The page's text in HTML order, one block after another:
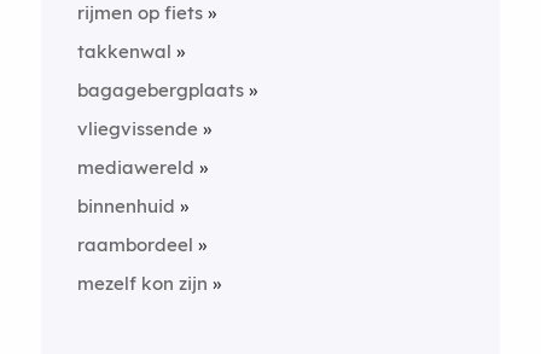
rijmen op fiets
takkenwal
bagagebergplaats
vliegvissende
mediawereld
binnenhuid
raambordeel
mezelf kon zijn